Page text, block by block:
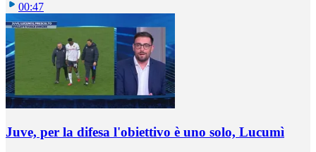
00:47
Juve, per la difesa l'obiettivo è uno solo, Lucumì